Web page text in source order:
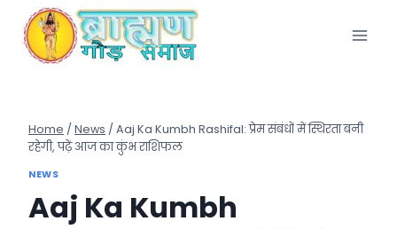
content
Home / News / Aaj Ka Kumbh Rashifal: प्रेम संबंधों में स्थिरता बनी
रहेगी, पढ़ें आज का कुंभ राशिफल
NEWS
Aaj Ka Kumbh